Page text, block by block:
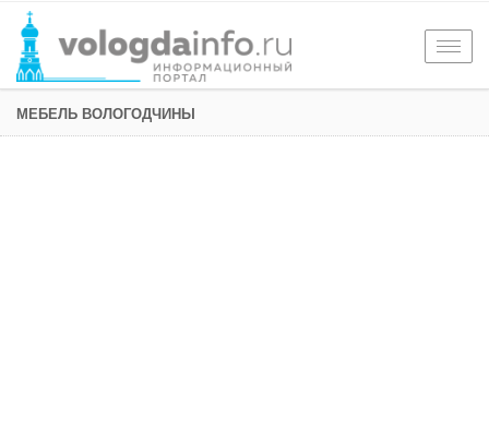
МЕБЕЛЬ ВОЛОГОДЧИНЫ